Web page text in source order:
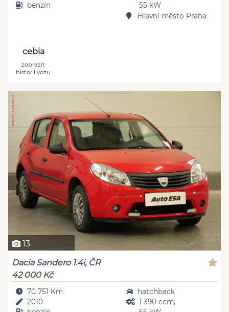
benzín
55 kW
Hlavní město Praha
cebia
zobrazit
historii vozu
13
Dacia Sandero 1.4i, ČR
42 000 Kč
70 751 Km
2010
hatchback
1 390 ccm,